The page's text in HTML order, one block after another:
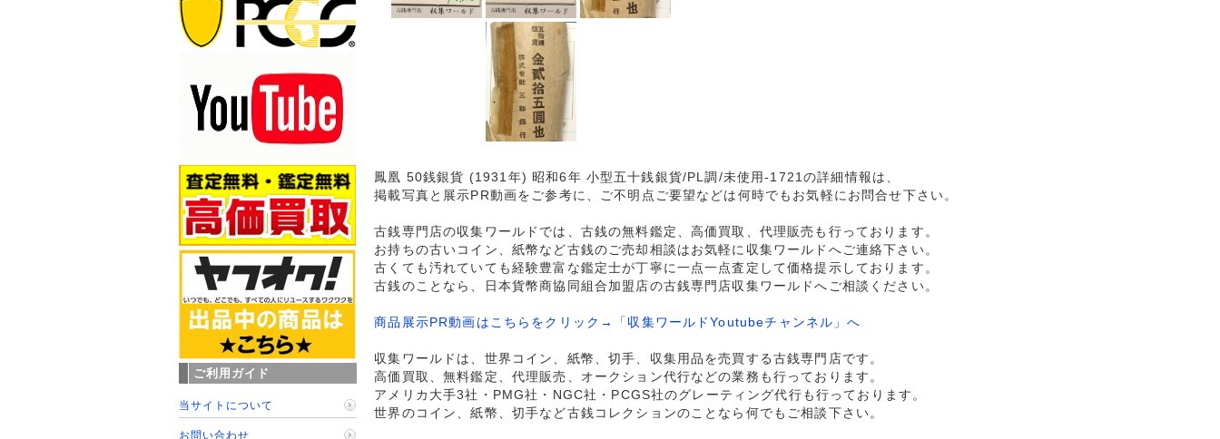
鳳凰 50銭銀貨 (1931年) 昭和6年 小型五十銭銀貨/PL調/未使用-1721の詳細情報は、
掲載写真と展示PR動画をご参考に、ご不明点ご要望などは何時でもお気軽にお問合せ下さい。
古銭専門店の収集ワールドでは、古銭の無料鑑定、高価買取、代理販売も行っております。
お持ちの古いコイン、紙幣など古銭のご売却相談はお気軽に収集ワールドへご連絡下さい。
古くても汚れていても経験豊富な鑑定士が丁寧に一点一点査定して価格提示しております。
古銭のことなら、日本貨幣商協同組合加盟店の古銭専門店収集ワールドへご相談ください。
商品展示PR動画はこちらをクリック→「収集ワールドYoutubeチャンネル」へ
収集ワールドは、世界コイン、紙幣、切手、収集用品を売買する古銭専門店です。
高価買取、無料鑑定、代理販売、オークション代行などの業務も行っております。
アメリカ大手3社・PMG社・NGC社・PCGS社のグレーティング代行も行っております。
世界のコイン、紙幣、切手など古銭コレクションのことなら何でもご相談下さい。
ご利用ガイド
当サイトについて
お問い合わせ